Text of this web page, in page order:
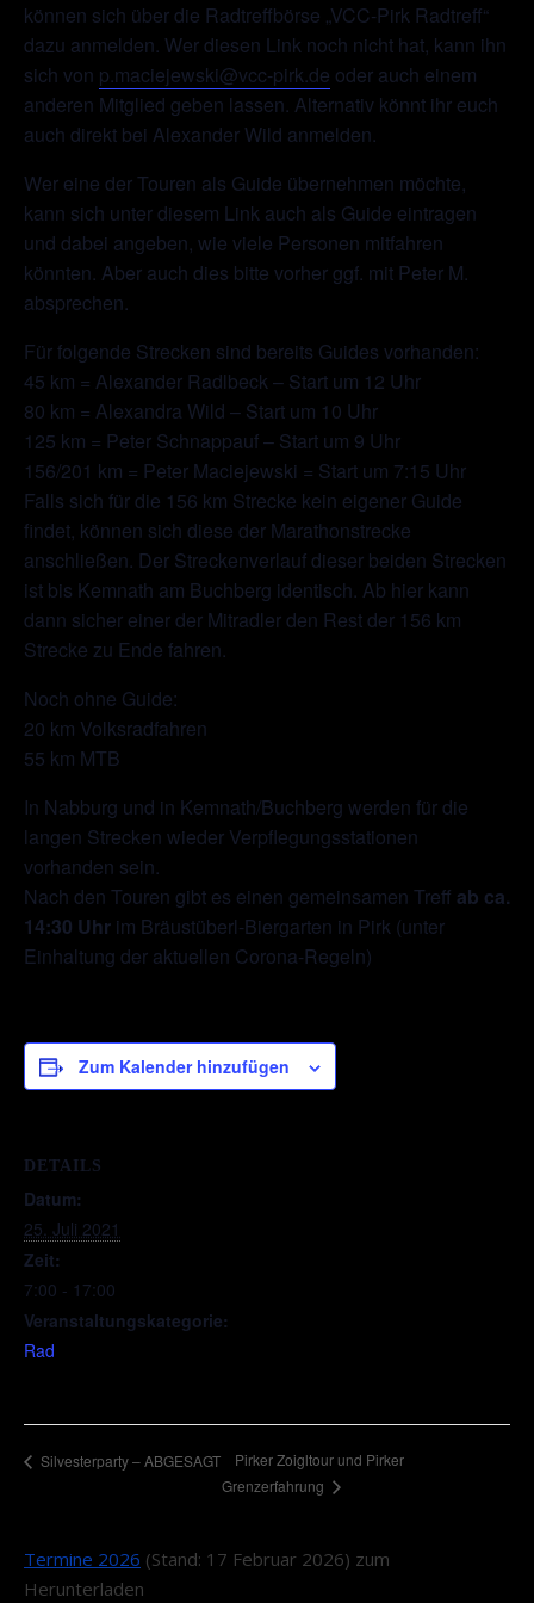
können sich über die Radtreffbörse „VCC-Pirk Radtreff“
dazu anmelden. Wer diesen Link noch nicht hat, kann ihn
sich von p.maciejewski@vcc-pirk.de oder auch einem
anderen Mitglied geben lassen. Alternativ könnt ihr euch
auch direkt bei Alexander Wild anmelden.
Wer eine der Touren als Guide übernehmen möchte,
kann sich unter diesem Link auch als Guide eintragen
und dabei angeben, wie viele Personen mitfahren
könnten. Aber auch dies bitte vorher ggf. mit Peter M.
absprechen.
Für folgende Strecken sind bereits Guides vorhanden:
45 km = Alexander Radlbeck – Start um 12 Uhr
80 km = Alexandra Wild – Start um 10 Uhr
125 km = Peter Schnappauf – Start um 9 Uhr
156/201 km = Peter Maciejewski = Start um 7:15 Uhr
Falls sich für die 156 km Strecke kein eigener Guide
findet, können sich diese der Marathonstrecke
anschließen. Der Streckenverlauf dieser beiden Strecken
ist bis Kemnath am Buchberg identisch. Ab hier kann
dann sicher einer der Mitradler den Rest der 156 km
Strecke zu Ende fahren.
Noch ohne Guide:
20 km Volksradfahren
55 km MTB
In Nabburg und in Kemnath/Buchberg werden für die
langen Strecken wieder Verpflegungsstationen
vorhanden sein.
Nach den Touren gibt es einen gemeinsamen Treff ab ca.
14:30 Uhr im Bräustüberl-Biergarten in Pirk (unter
Einhaltung der aktuellen Corona-Regeln)
Zum Kalender hinzufügen
DETAILS
Datum:
25. Juli 2021
Zeit:
7:00 - 17:00
Veranstaltungskategorie:
Rad
Silvesterparty – ABGESAGT
Pirker Zoigltour und Pirker
Grenzerfahrung
Termine 2026 (Stand: 17 Februar 2026) zum
Herunterladen